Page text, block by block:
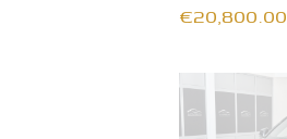
€20,800.00